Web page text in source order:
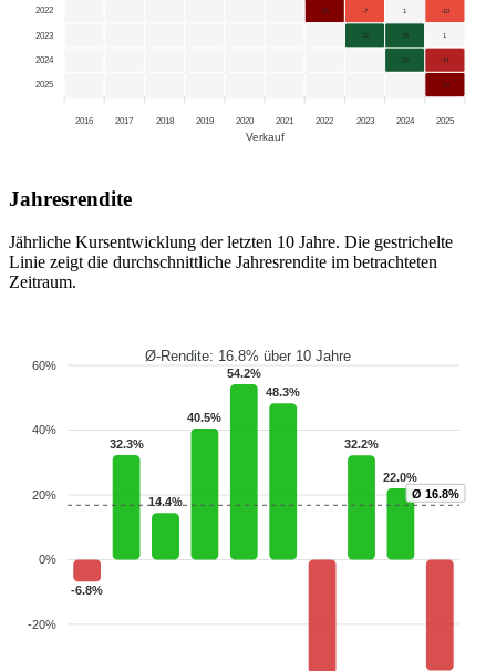
2022
2023
2024
2025
-35 -7 1 -10
32 25 1
22 -11
-34
2016 2017 2018 2019 2020 2021 2022 2023 2024 2025
Verkauf
Jahresrendite
Jährliche Kursentwicklung der letzten 10 Jahre. Die gestrichelte
Linie zeigt die durchschnittliche Jahresrendite im betrachteten
Zeitraum.
Ø-Rendite: 16.8% über 10 Jahre
60%
40%
20%
0%
-20%
-6.8%
32.3%
14.4%
40.5%
54.2%
48.3%
32.2%
22.0%
Ø 16.8%